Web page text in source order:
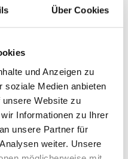
Über Cookies
und Anzeigen zu
soziale Medien anbieten
Website zu
Informationen zu Ihrer
unsere Partner für
weiter. Unsere